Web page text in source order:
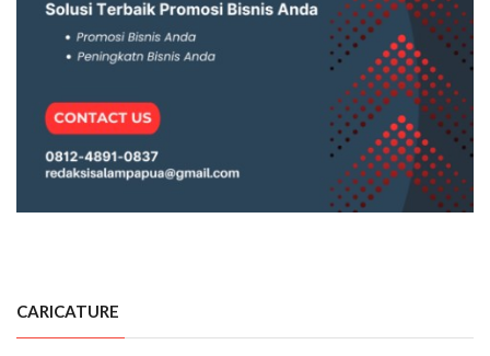
CARICATURE